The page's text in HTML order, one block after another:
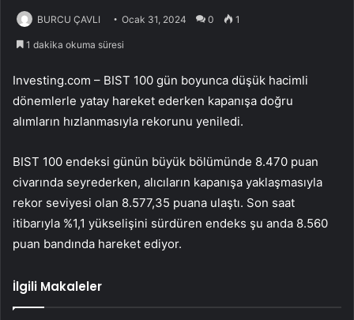
BURCU ÇAVLI Ocak 31, 2024 0 1
1 dakika okuma süresi
Investing.com – BIST 100 gün boyunca düşük hacimli
dönemlerle yatay hareket ederken kapanışa doğru
alımların hızlanmasıyla rekorunu yeniledi.
BIST 100 endeksi günün büyük bölümünde 8.470 puan
civarında seyrederken, alıcıların kapanışa yaklaşmasıyla
rekor seviyesi olan 8.577,35 puana ulaştı. Son saat
itibarıyla %1,1 yükselişini sürdüren endeks şu anda 8.560
puan bandında hareket ediyor.
İlgili Makaleler